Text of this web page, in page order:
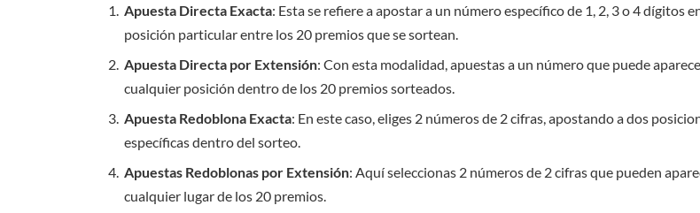
Apuesta Directa Exacta: Esta se refiere a apostar a un número específico de 1, 2, 3 o 4 dígitos
posición particular entre los 20 premios que se sortean.
Apuesta Directa por Extensión: Con esta modalidad, apuestas a un número que puede
cualquier posición dentro de los 20 premios sorteados.
Apuesta Redoblona Exacta: En este caso, eliges 2 números de 2 cifras, apostando a dos
específicas dentro del sorteo.
Apuestas Redoblonas por Extensión: Aquí seleccionas 2 números de 2 cifras que pueden
cualquier lugar de los 20 premios.